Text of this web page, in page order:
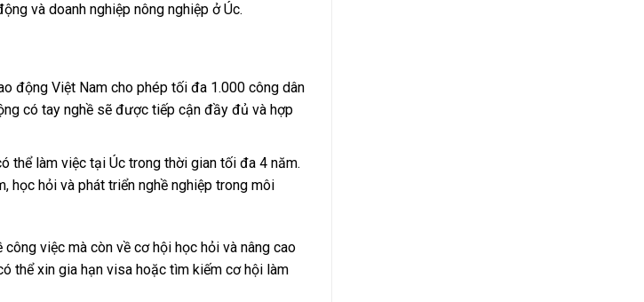
và doanh nghiệp nông nghiệp ở Úc.
động Việt Nam cho phép tối đa 1.000 công dân
có tay nghề sẽ được tiếp cận đầy đủ và hợp
thể làm việc tại Úc trong thời gian tối đa 4 năm.
học hỏi và phát triển nghề nghiệp trong môi
việc mà còn về cơ hội học hỏi và nâng cao
thể xin gia hạn visa hoặc tìm kiếm cơ hội làm